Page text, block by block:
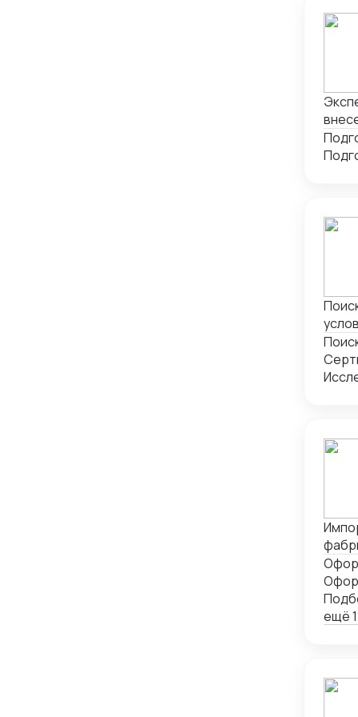
-
СГР,
-
ещё 1